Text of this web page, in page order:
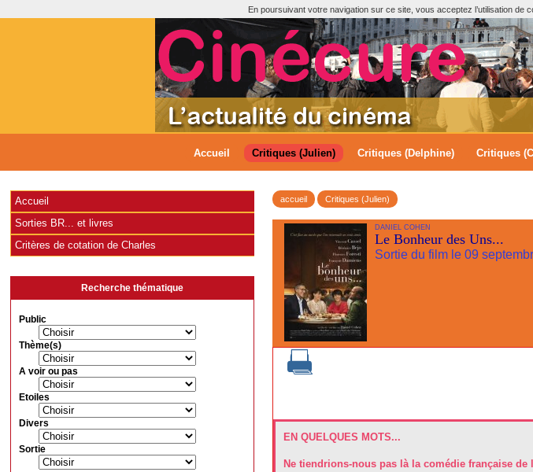
En poursuivant votre navigation sur ce site, vous acceptez l’utilisation de
Accueil Critiques (Julien) Critiques (Delphine) Critiques
accueil Critiques (Julien)
DANIEL COHEN
Le Bonheur des Uns...
Sortie du film le 09
EN QUELQUES MOTS...
Ne tiendrions-nous pas là la comédie française
Accueil
Sorties BR... et livres
Critères de cotation de Charles
Recherche thématique
Public
Thème(s)
A voir ou pas
Etoiles
Divers
Sortie